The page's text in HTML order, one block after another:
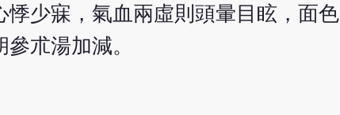
少寐，氣血兩虛則頭暈目眩，面色
朮湯加減。